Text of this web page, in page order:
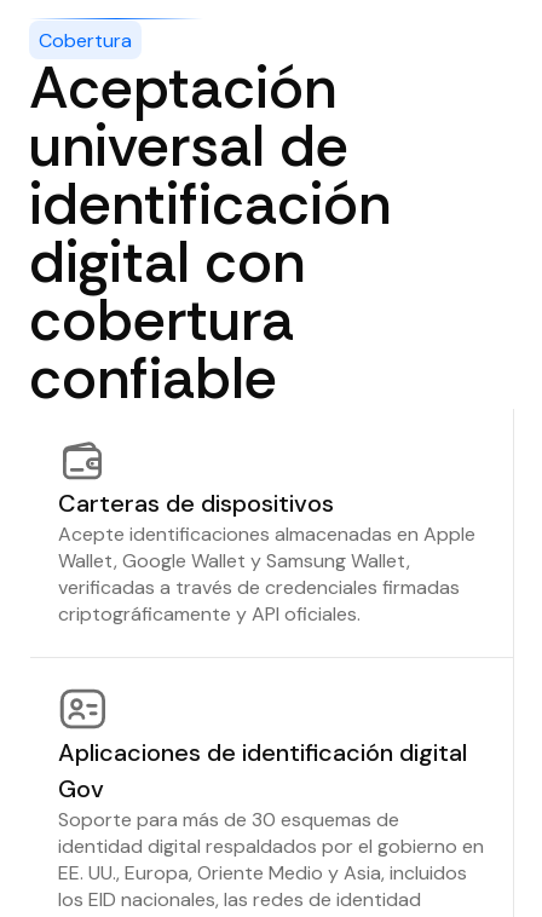
Cobertura
Aceptación
universal de
identificación
digital con
cobertura
confiable
Carteras de dispositivos
Acepte identificaciones almacenadas en Apple
Wallet, Google Wallet y Samsung Wallet,
verificadas a través de credenciales firmadas
criptográficamente y API oficiales.
Aplicaciones de identificación digital
Gov
Soporte para más de 30 esquemas de
identidad digital respaldados por el gobierno en
EE. UU., Europa, Oriente Medio y Asia, incluidos
los EID nacionales, las redes de identidad